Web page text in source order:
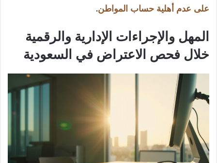
على عدم أهلية حساب المواطن.
المهل والإجراءات الإدارية والرقمية
خلال فحص الاعتراض في السعودية